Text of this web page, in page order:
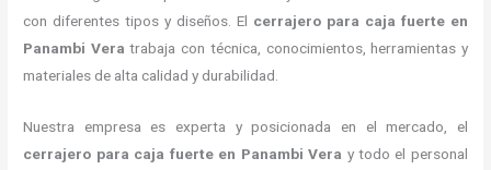
con diferentes tipos y diseños. El cerrajero para caja fuerteen
Panambi Vera trabaja con técnica, conocimientos, herramientas y
materiales de alta calidad y durabilidad.
Nuestra empresa es experta y posicionada en el mercado, el
cerrajero para caja fuerteen Panambi Vera y todo el personal